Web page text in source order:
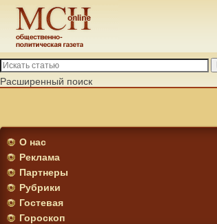
Расширенный поиск
О нас
Реклама
Партнеры
Рубрики
Гостевая
Гороскоп